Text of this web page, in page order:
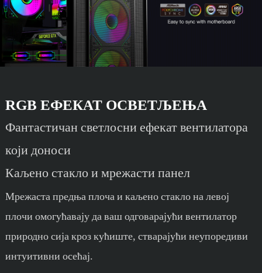
RGB ЕФЕКАТ ОСВЕТЉЕЊА
Фантастичан светлосни ефекат вентилатора
који доноси
Каљено стакло и мрежасти панел
Мрежаста предња плоча и каљено стакло на левој
плочи омогућавају да ваш одговарајући вентилатор
природно сија кроз кућиште, стварајући неупоредиви
интуитивни осећај.